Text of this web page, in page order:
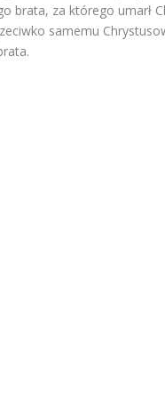
brata, za którego umarł
samemu